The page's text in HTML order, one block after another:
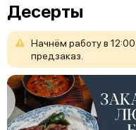
Десерты
Начнём работув 12:00.
предзаказ.